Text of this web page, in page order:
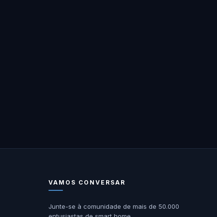
VAMOS CONVERSAR
Junte-se à comunidade de mais de 50.000